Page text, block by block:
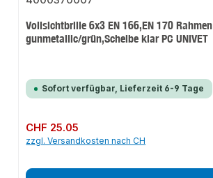
Vollsichtbrille 6x3 EN 166,EN 170 Rahmen
gunmetallic/grün,Scheibe klar PC UNIVET
Sofort verfügbar, Lieferzeit 6-9 Tage
Regulärer Preis:
CHF 25.05
zzgl. Versandkosten nach CH